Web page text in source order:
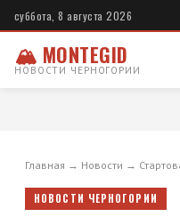
суббота, 8 августа 2026
🏔 MONTEGID
НОВОСТИ ЧЕРНОГОРИИ
Главная → Новости →
НОВОСТИ ЧЕРНОГОРИИ